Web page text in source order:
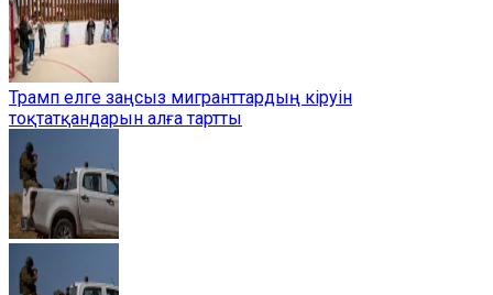
Трамп елге заңсыз мигранттардың кіруін
тоқтатқандарын алға тартты